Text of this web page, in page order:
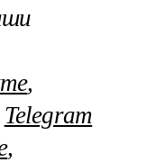
,
Telegram
,